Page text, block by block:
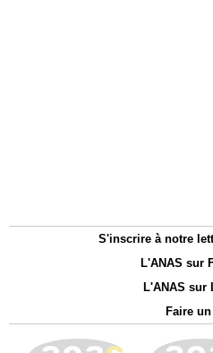
S'inscrire à notre
L'ANAS sur
L'ANAS sur
Faire